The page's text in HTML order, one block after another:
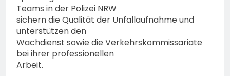
Teams in der Polizei NRW
sichern die Qualität der Unfallaufnahme und
unterstützen den
Wachdienst sowie die Verkehrskommissariate
bei ihrer professionellen
Arbeit.